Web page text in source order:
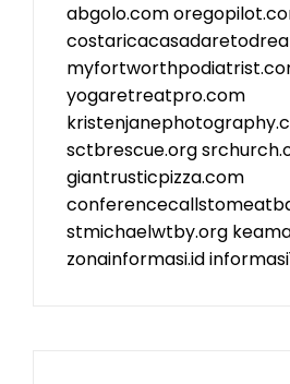
abgolo.com
yogaretreatpro.com
sctbrescue.org
giantrusticpizza.com
stmichaelwtby.org
zonainformasi.id